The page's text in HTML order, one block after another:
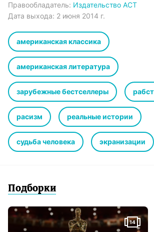
стала исповедью о самом темном
Периоде, когда отчаяние почти задушило
достоинство, которые у него отняли.
Иллюстрации и текст для перевода
издания 1855 года, выпущенного MILLER,
MULLIGUN, New York
Правообладатель: Издательство АСТ
Дата выхода: 2 июня 2014 г.
американская классика
американская литература
зарубежные бестселлеры
расизм реальные истории
судьба человека экранизации
Подборки
14